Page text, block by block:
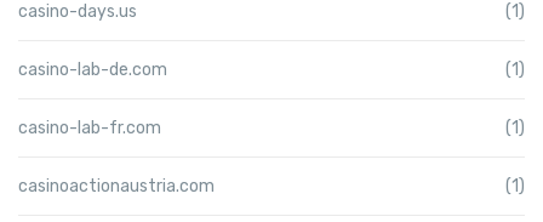
casino-days.us (1)
casino-lab-de.com (1)
casino-lab-fr.com (1)
casinoactionaustria.com (1)